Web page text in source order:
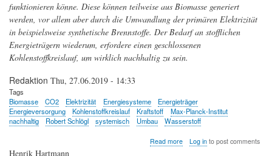
funktionieren könne. Diese können teilweise aus Biomasse generiert
werden, vor allem aber durch die Umwandlung der primären Elektrizität
in beispielsweise synthetische Brennstoffe. Der Bedarf an stofflichen
Energieträgern wiederum, erfordere einen geschlossenen
Kohlenstoffkreislauf, um wirklich nachhaltig zu sein.
Redaktion Thu, 27.06.2019 - 14:33
Tags
Biomasse
CO2 Elektrizität Energiesysteme
Energieträger
Energieversorgung
Kohlenstoffkreislauf Kraftstoff
Max-Planck-Institut
nachhaltig
Robert Schlögl systemisch Umbau Wasserstoff
Read moreabout
Log into post comments
Henrik Hartmann